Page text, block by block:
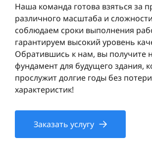
Наша команда готова взяться за
различного масштаба и
соблюдаем сроки выполнения
гарантируем высокий уровень
Обратившись к нам, вы получите
фундамент для будущего здания,
прослужит долгие годы без
характеристик!
Заказать услугу